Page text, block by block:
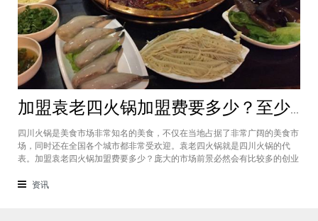
加盟袁老四火锅加盟费要多少？至少50万资金你准备好了吗？
四川火锅是美食市场非常知名的美食，不仅在当地占据了非常广阔的美食市
场，同时还在全国各个城市都非常受欢迎。袁老四火锅就是四川火锅的代
表。加盟袁老四火锅加盟费要多少？庞大的市场前景必然会有比较多的创业
城市都有着不一样的加盟费标准，袁老四火锅加盟至少要有50万资金你准备
资讯